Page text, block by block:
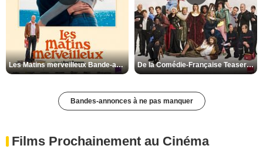
Les Matins merveilleux Bande-annonce VF De la Comédie-Française Teaser VF
Bandes-annonces à ne pas manquer
Films Prochainement au Cinéma